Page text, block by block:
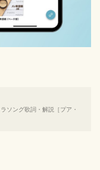
ソング歌詞・解説［プア・